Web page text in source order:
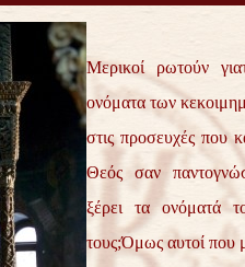
Μερικοί ρωτούν
ονόματα των
στις προσευχές που
Θεός σαν
ξέρει τα ονόματά
τους;Όμως αυτοί που